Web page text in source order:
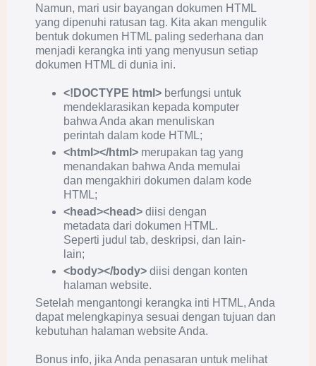
Namun, mari usir bayangan dokumen HTML
yang dipenuhi ratusan tag. Kita akan mengulik
bentuk dokumen HTML paling sederhana dan
menjadi kerangka inti yang menyusun setiap
dokumen HTML di dunia ini.
<!DOCTYPE html> berfungsi untuk
mendeklarasikan kepada komputer
bahwa Anda akan menuliskan
perintah dalam kode HTML;
<html></html> merupakan tag yang
menandakan bahwa Anda memulai
dan mengakhiri dokumen dalam kode
HTML;
<head><head> diisi dengan
metadata dari dokumen HTML.
Seperti judul tab, deskripsi, dan lain-
lain;
<body></body> diisi dengan konten
halaman website.
Setelah mengantongi kerangka inti HTML, Anda
dapat melengkapinya sesuai dengan tujuan dan
kebutuhan halaman website Anda.
Bonus info, jika Anda penasaran untuk melihat